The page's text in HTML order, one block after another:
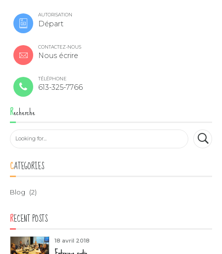
AUTORISATION
Départ
CONTACTEZ-NOUS
Nous écrire
TÉLÉPHONE
613-325-7766
Recherche
CATEGORIES
Blog (2)
RECENT POSTS
18 avril 2018